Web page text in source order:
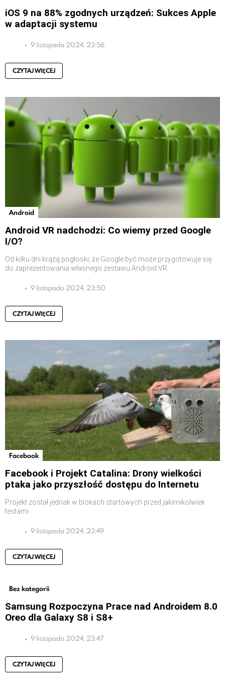
iOS 9 na 88% zgodnych urządzeń: Sukces Apple
w adaptacji systemu
9 listopada 2024, 23:56
CZYTAJ WIĘCEJ
Android
Android VR nadchodzi: Co wiemy przed Google
I/O?
Od kilku dni krążą pogłoski, że Google być może przygotowuje się
do zaprezentowania własnego zestawu Android VR
9 listopada 2024, 23:50
CZYTAJ WIĘCEJ
Facebook
Facebook i Projekt Catalina: Drony wielkości
ptaka jako przyszłość dostępu do Internetu
Projekt został jednak w blokach startowych przed jakimikolwiek
testami
9 listopada 2024, 23:49
CZYTAJ WIĘCEJ
Bez kategorii
Samsung Rozpoczyna Prace nad Androidem 8.0
Oreo dla Galaxy S8 i S8+
9 listopada 2024, 23:47
CZYTAJ WIĘCEJ